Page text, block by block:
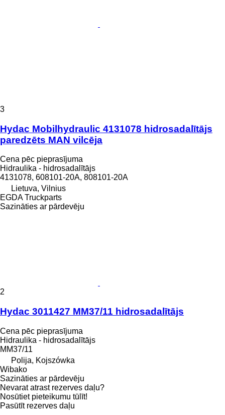
3
Hydac Mobilhydraulic 4131078 hidrosadalītājs
paredzēts MAN vilcēja
Cena pēc pieprasījuma
Hidraulika - hidrosadalītājs
4131078, 608101-20A, 808101-20A
Lietuva, Vilnius
EGDA Truckparts
Sazināties ar pārdevēju
2
Hydac 3011427 MM37/11 hidrosadalītājs
Cena pēc pieprasījuma
Hidraulika - hidrosadalītājs
MM37/11
Polija, Kojszówka
Wibako
Sazināties ar pārdevēju
Nevarat atrast rezerves daļu?
Nosūtiet pieteikumu tūlīt!
Pasūtīt rezerves daļu